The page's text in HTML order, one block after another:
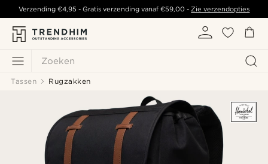
Zoeken
Verzending €4,95 - Gratis verzending vanaf€59,00 -Zie verzendopties
Tassen Rugzakken